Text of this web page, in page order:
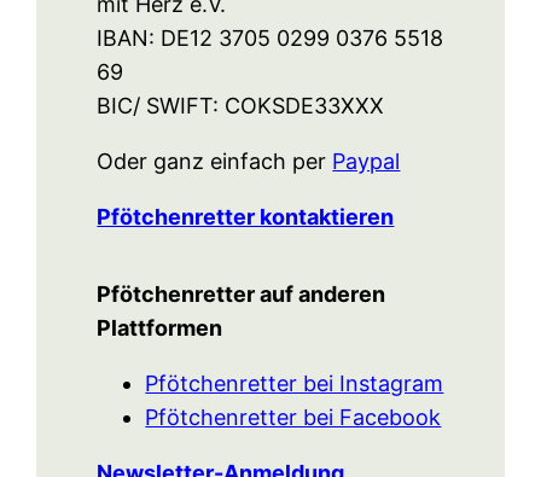
IBAN: DE12 3705 0299 0376 5518
69
BIC/ SWIFT: COKSDE33XXX
Oder ganz einfach per Paypal
Pfötchenretter kontaktieren
Pfötchenretter auf anderen
Plattformen
Pfötchenretter bei Instagram
Pfötchenretter bei Facebook